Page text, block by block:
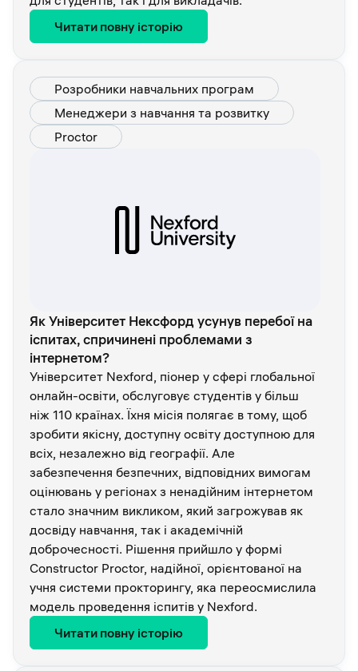
Читати повну історію
Розробники навчальних програм
Менеджери з навчання та розвитку
Proctor
Як Університет Нексфорд усунув перебої на
іспитах, спричинені проблемами з
інтернетом?
Університет Nexford, піонер у сфері глобальної
онлайн-освіти, обслуговує студентів у більш
ніж 110 країнах. Їхня місія полягає в тому, щоб
зробити якісну, доступну освіту доступною для
всіх, незалежно від географії. Але
забезпечення безпечних, відповідних вимогам
оцінювань у регіонах з ненадійним інтернетом
стало значним викликом, який загрожував як
досвіду навчання, так і академічній
доброчесності. Рішення прийшло у формі
Constructor Proctor, надійної, орієнтованої на
учня системи прокторингу, яка переосмислила
модель проведення іспитів у Nexford.
Читати повну історію